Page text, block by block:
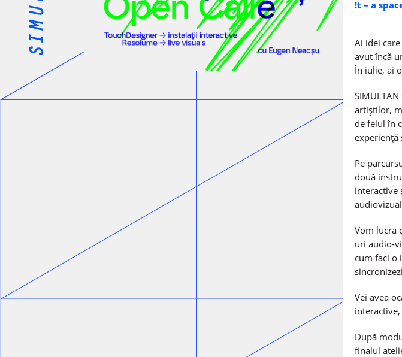
!t – a
Ai idei
avut încă
În iulie, ai
SIMULTAN
artiștilor,
de felul în
experiență
Pe
două
interactive
Vom lucra
uri audio-
cum faci o
Vei avea
După
finalul